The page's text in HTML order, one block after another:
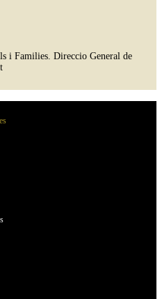
i Families. Direccio General de